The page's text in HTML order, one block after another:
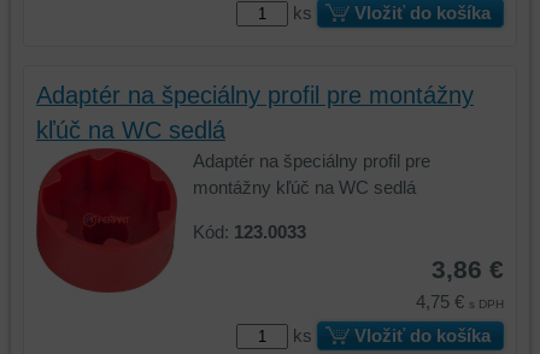
ks Vložiť do košíka
Adaptér na špeciálny profil pre montážny
kľúč na WC sedlá
Adaptér na špeciálny profil pre
montážny kľúč na WC sedlá
Kód: 123.0033
3,86 €
4,75 € s DPH
ks Vložiť do košíka
prehliadania
a
zabezpečenia.
ukladať
niektoré
z
vašich
preferencií
toho,
ste